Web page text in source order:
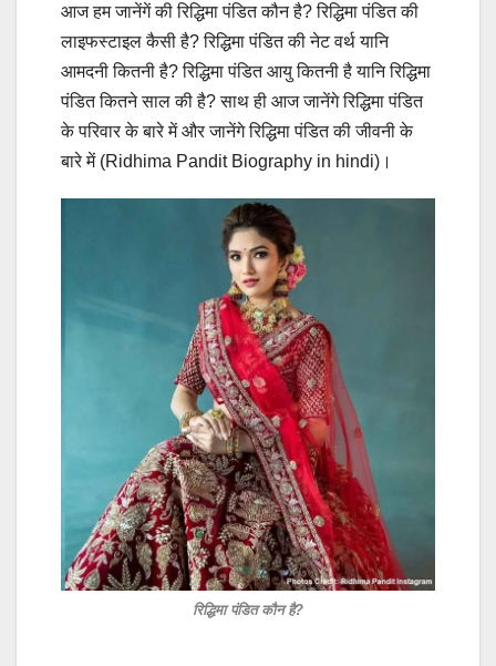
आज हम जानेंगें की रिद्धिमा पंडित कौन है? रिद्धिमा पंडित की
लाइफस्टाइल कैसी है? रिद्धिमा पंडित की नेट वर्थ यानि
आमदनी कितनी है? रिद्धिमा पंडित आयु कितनी है यानि रिद्धिमा
पंडित कितने साल की है? साथ ही आज जानेंगे रिद्धिमा पंडित
के परिवार के बारे में और जानेंगे रिद्धिमा पंडित की जीवनी के
बारे में (Ridhima Pandit Biography in hindi)।
रिद्धिमा पंडित कौन है?